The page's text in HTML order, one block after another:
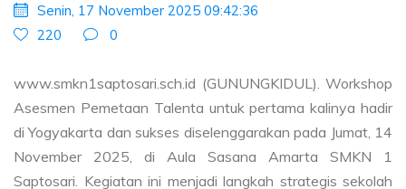
Senin, 17 November 2025 09:42:36
220
0
www.smkn1saptosari.sch.id (GUNUNGKIDUL). Workshop
Asesmen Pemetaan Talenta untuk pertama kalinya hadir
di Yogyakarta dan sukses diselenggarakan pada Jumat, 14
November 2025, di Aula Sasana Amarta SMKN 1
Saptosari. Kegiatan ini menjadi langkah strategis sekolah